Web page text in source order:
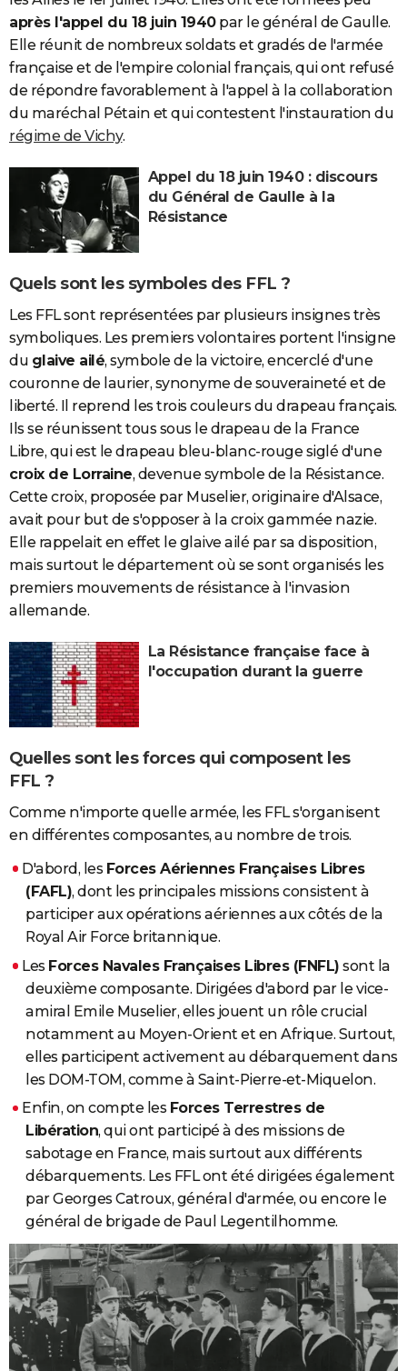
après l'appel du 18 juin 1940par le général de Gaulle.
Elle réunit de nombreux soldats et gradés de l'armée
française et de l'empire colonial français, qui ont refusé
de répondre favorablement à l'appel à la collaboration
du maréchal Pétain et qui contestent l'instauration du
régime de Vichy.
Appel du 18 juin 1940 : discours
du Général de Gaulle à la
Résistance
Quels sont les symboles des FFL ?
Les FFL sont représentées par plusieurs insignes très
symboliques. Les premiers volontaires portent l'insigne
du glaive ailé, symbole de la victoire, encerclé d'une
couronne de laurier, synonyme de souveraineté et de
liberté. Il reprend les trois couleurs du drapeau français.
Ils se réunissent tous sous le drapeau de la France
Libre, qui est le drapeau bleu-blanc-rouge siglé d'une
croix de Lorraine, devenue symbole de la Résistance.
Cette croix, proposée par Muselier, originaire d'Alsace,
avait pour but de s'opposer à la croix gammée nazie.
Elle rappelait en effet le glaive ailé par sa disposition,
mais surtout le département où se sont organisés les
premiers mouvements de résistance à l'invasion
allemande.
La Résistance française face à
l'occupation durant la guerre
Quelles sont les forces qui composent les
FFL ?
Comme n'importe quelle armée, les FFL s'organisent
en différentes composantes, au nombre de trois.
D'abord, les Forces Aériennes Françaises Libres
(FAFL), dont les principales missions consistent à
participer aux opérations aériennes aux côtés de la
Royal Air Force britannique.
Les Forces Navales Françaises Libres (FNFL) sont la
deuxième composante. Dirigées d'abord par le vice-
amiral Emile Muselier, elles jouent un rôle crucial
notamment au Moyen-Orient et en Afrique. Surtout,
elles participent activement au débarquement dans
les DOM-TOM, comme à Saint-Pierre-et-Miquelon.
Enfin, on compte les Forces Terrestres de
Libération, qui ont participé à des missions de
sabotage en France, mais surtout aux différents
débarquements. Les FFL ont été dirigées également
par Georges Catroux, général d'armée, ou encore le
général de brigade de Paul Legentilhomme.